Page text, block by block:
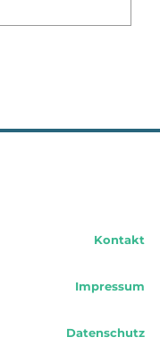
Kontakt
Impressum
Datenschutz